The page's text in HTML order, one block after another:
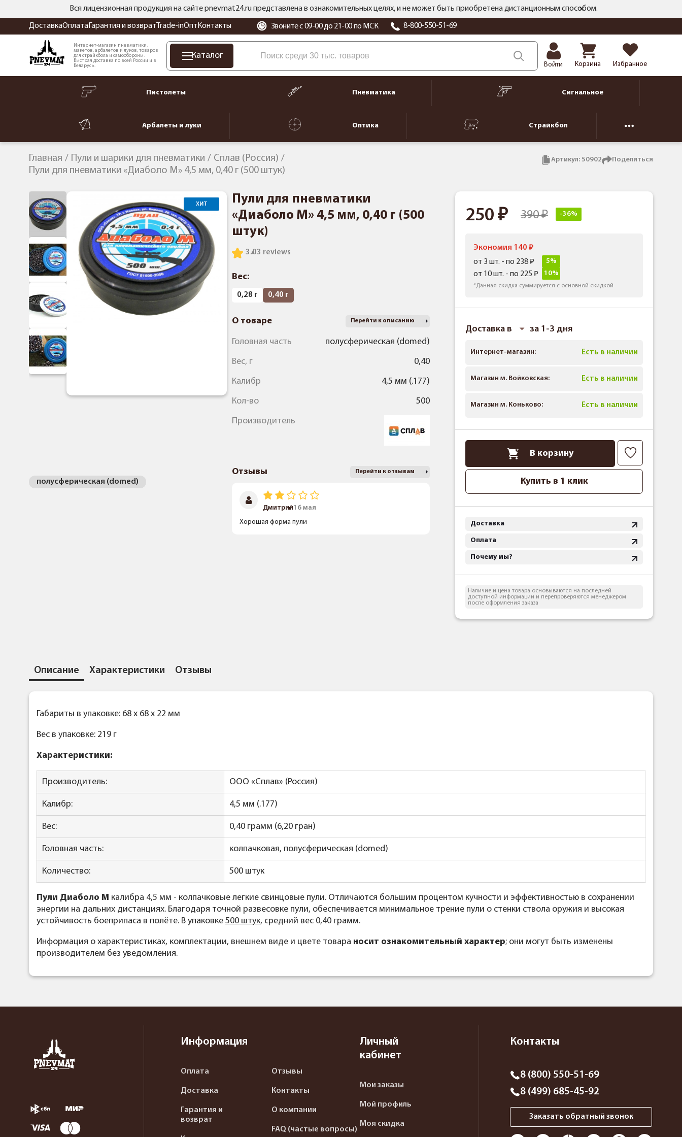
Вся лицензионная продукция на сайте pnevmat24.ru представлена в ознакомительных целях, и не может быть приобретена дистанционным способом.
ДоставкаОплата Гарантия и возврат Trade-inОпт Контакты Звоните с 09-00 до 21-00 по МСК 8-800-550-51-69
Интернет-магазин пневматики,
макетов, арбалетов и луков, товаров
для страйкбола и самообороны.
Быстрая доставка по всей России и в
Беларусь.
Каталог
Войти Корзина Избранное
Пистолеты Пневматика Сигнальное
Арбалеты и луки Оптика Страйкбол
Главная Пули и шарики для пневматики
Сплав (Россия)
Пули для пневматики «Диаболо М» 4,5 мм, 0,40 г (500 штук)
Артикул: 50902 Поделиться
ХИТ
полусферическая (domed)
Пули для пневматики
«Диаболо М» 4,5 мм, 0,40 г (500
штук)
3 reviews
3.0
Вес:
0,28 г 0,40 г
О товаре Перейти к описанию
Головная часть полусферическая (domed)
Вес, г 0,40
Калибр 4,5 мм (.177)
Кол-во 500
Производитель
Отзывы Перейти к отзывам
Дмитрий16 мая
Хорошая форма пули
250 390 -36%
Экономия 140
от 3 шт. - по 238
5%
от 10 шт. - по 225 10%
*Данная скидка суммируется с основной скидкой
Доставка в за 1-3 дня
Интернет-магазин: Есть в наличии
Магазин м. Войковская: Есть в наличии
Магазин м. Коньково: Есть в наличии
В корзину
Купить в 1 клик
Доставка
Оплата
Почему мы?
Наличие и цена товара основываются на последней
доступной информации и перепроверяются менеджером
после оформления заказа
Описание Характеристики Отзывы
Габариты в упаковке: 68 x 68 x 22 мм
Вес в упаковке: 219 г
Характеристики:
Производитель: ООО «Сплав» (Россия)
Калибр: 4,5 мм (.177)
Вес: 0,40 грамм (6,20 гран)
Головная часть: колпачковая, полусферическая (domed)
Количество: 500 штук
Пули Диаболо М калибра 4,5 мм - колпачковые легкие свинцовые пули. Отличаются большим процентом кучности и эффективностью в сохранении
энергии на дальних дистанциях. Благодаря точной развесовке пули, обеспечивается минимальное трение пули о стенки ствола оружия и высокая
устойчивость боеприпаса в полёте. В упаковке 500 штук, средний вес 0,40 грамм.
Информация о характеристиках, комплектации, внешнем виде и цвете товара носит ознакомительный характер; они могут быть изменены
производителем без уведомления.
Информация
Оплата
Доставка
Гарантия и
возврат
Отзывы
Контакты
О компании
FAQ (частые вопросы)
Личный
кабинет
Мои заказы
Мой профиль
Моя скидка
Контакты
8 (800) 550-51-69
8 (499) 685-45-92
Заказать обратный звонок